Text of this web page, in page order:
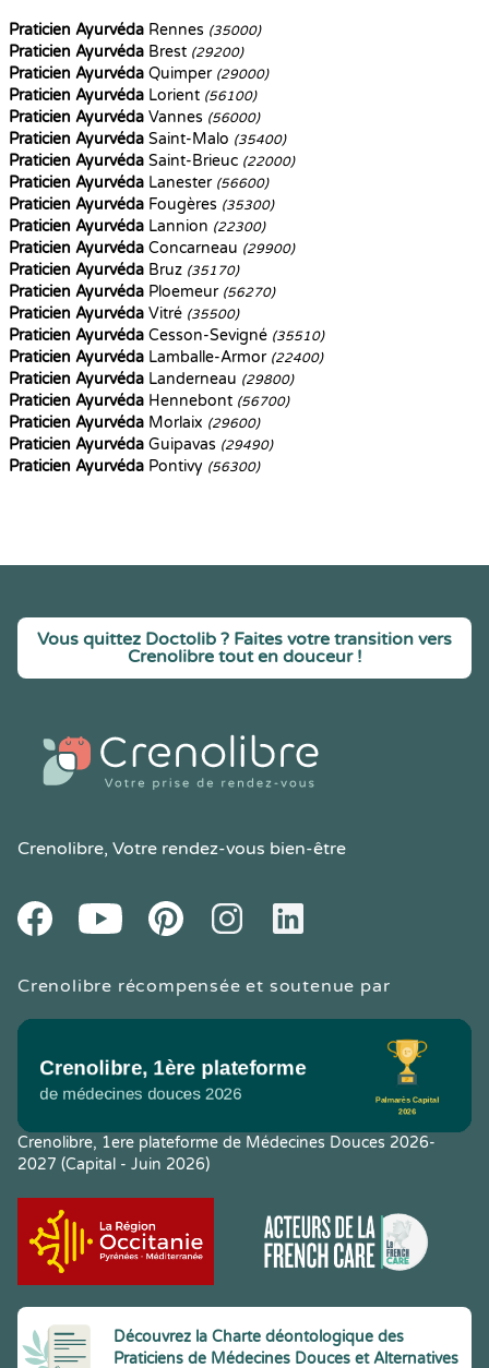
Praticien Ayurvéda Rennes (35000)
Praticien Ayurvéda Brest (29200)
Praticien Ayurvéda Quimper (29000)
Praticien Ayurvéda Lorient (56100)
Praticien Ayurvéda Vannes (56000)
Praticien Ayurvéda Saint-Malo (35400)
Praticien Ayurvéda Saint-Brieuc (22000)
Praticien Ayurvéda Lanester (56600)
Praticien Ayurvéda Fougères (35300)
Praticien Ayurvéda Lannion (22300)
Praticien Ayurvéda Concarneau (29900)
Praticien Ayurvéda Bruz (35170)
Praticien Ayurvéda Ploemeur (56270)
Praticien Ayurvéda Vitré (35500)
Praticien Ayurvéda Cesson-Sevigné (35510)
Praticien Ayurvéda Lamballe-Armor (22400)
Praticien Ayurvéda Landerneau (29800)
Praticien Ayurvéda Hennebont (56700)
Praticien Ayurvéda Morlaix (29600)
Praticien Ayurvéda Guipavas (29490)
Praticien Ayurvéda Pontivy (56300)
Vous quittez Doctolib ? Faites votre transition vers
Crenolibre tout en douceur !
Crenolibre, Votre rendez-vous bien-être
FacebookYoutube PinteresetInstagramLinkedIn
Crenolibre récompensée et soutenue par
Crenolibre, 1ere plateforme de Médecines Douces 2026-
2027 (Capital - Juin 2026)
Découvrez la Charte déontologique des
Praticiens de Médecines Douces et Alternatives